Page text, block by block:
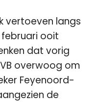
vertoeven langs
ooit
dat vorig
overwoog om
Feyenoord-
de